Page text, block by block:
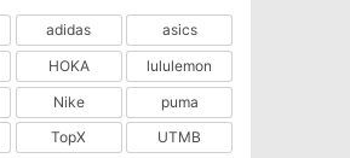
adidas
asics
HOKA
lululemon
Nike
puma
TopX
UTMB